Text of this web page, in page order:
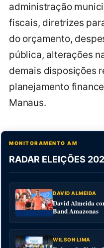
administração
fiscais, diretrizes
do orçamento,
pública, alterações
demais disposições
planejamento
Manaus.
MONITORAMENTO AM
RADAR ELEIÇÕES
DAVID ALMEIDA
David Almeida
Band Amazonas
WILSON LIMA